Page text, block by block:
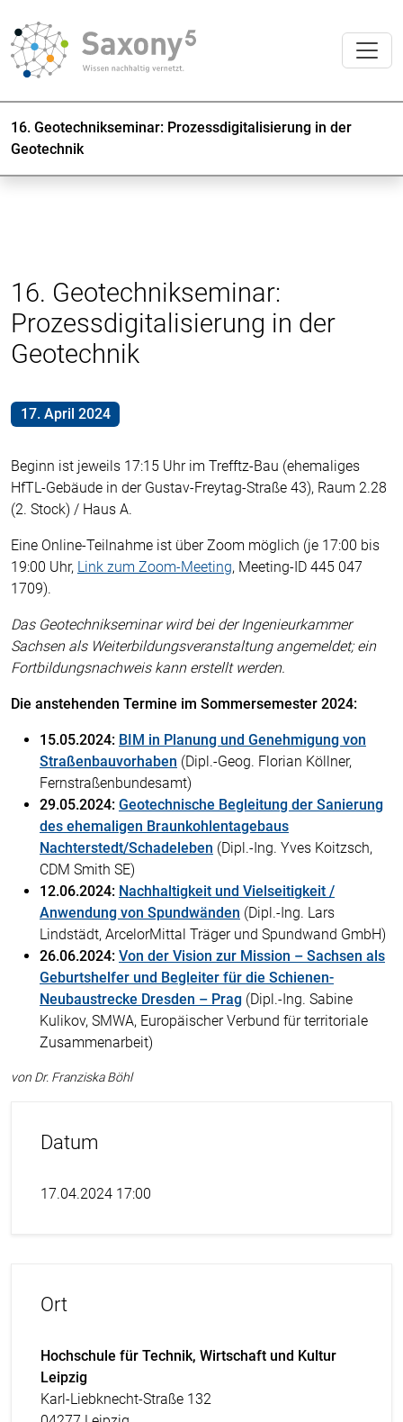
16. Geotechnikseminar: Prozessdigitalisierung in der
Geotechnik
16. Geotechnikseminar:
Prozessdigitalisierung in der
Geotechnik
17. April 2024
Beginn ist jeweils 17:15 Uhr im Trefftz-Bau (ehemaliges
HfTL-Gebäude in der Gustav-Freytag-Straße 43), Raum 2.28
(2. Stock) / Haus A.
Eine Online-Teilnahme ist über Zoom möglich (je 17:00 bis
19:00 Uhr, Link zum Zoom-Meeting, Meeting-ID 445 047
1709).
Das Geotechnikseminar wird bei der Ingenieurkammer
Sachsen als Weiterbildungsveranstaltung angemeldet; ein
Fortbildungsnachweis kann erstellt werden.
Die anstehenden Termine im Sommersemester 2024:
15.05.2024: BIM in Planung und Genehmigung von
Straßenbauvorhaben (Dipl.-Geog. Florian Köllner,
Fernstraßenbundesamt)
29.05.2024: Geotechnische Begleitung der Sanierung
des ehemaligen Braunkohlentagebaus
Nachterstedt/Schadeleben (Dipl.-Ing. Yves Koitzsch,
CDM Smith SE)
12.06.2024: Nachhaltigkeit und Vielseitigkeit /
Anwendung von Spundwänden (Dipl.-Ing. Lars
Lindstädt, ArcelorMittal Träger und Spundwand GmbH)
26.06.2024: Von der Vision zur Mission – Sachsen als
Geburtshelfer und Begleiter für die Schienen-
Neubaustrecke Dresden – Prag (Dipl.-Ing. Sabine
Kulikov, SMWA, Europäischer Verbund für territoriale
Zusammenarbeit)
von Dr. Franziska Böhl
Datum
17.04.2024 17:00
Ort
Hochschule für Technik, Wirtschaft und Kultur
Leipzig
Karl-Liebknecht-Straße 132